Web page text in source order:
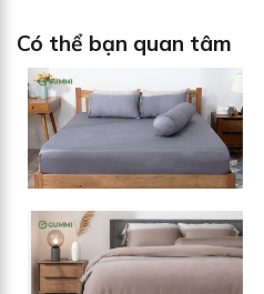
Có thể bạn quan tâm